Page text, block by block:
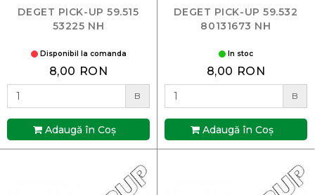
DEGET PICK-UP 59.515
53225 NH
Disponibil la comanda
8,00 RON
B
Adaugă în Coş
DEGET PICK-UP 59.532
80131673 NH
In stoc
8,00 RON
B
Adaugă în Coş